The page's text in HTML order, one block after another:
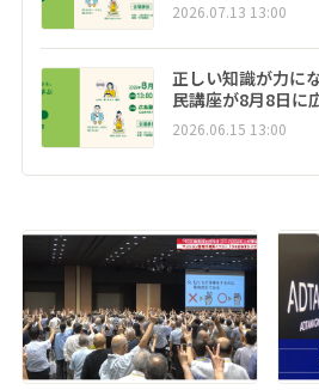
2026.07.13 13:00
正しい知識が力に
民講座が8月8日に
2026.06.15 13:00